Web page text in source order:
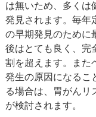
は無いため、多くは
発見されます。毎年
の早期発見のために
後はとても良く、完
割を超えます。また
発生の原因になるこ
る場合は、胃がんリ
が検討されます。